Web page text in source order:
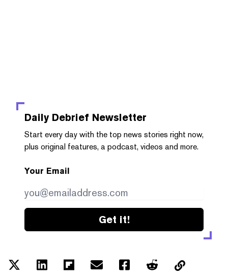
Daily Debrief Newsletter
Start every day with the top news stories right now,
plus original features, a podcast, videos and more.
Your Email
Get it!